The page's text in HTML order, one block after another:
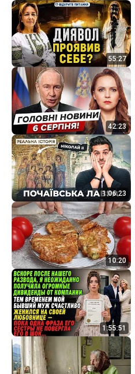
55:27
42:23
1:06:23
10:20
1:55:51